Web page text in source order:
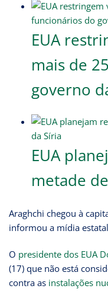
EUA
mais de
governo
EUA
metade
Araghchi chegou à
informou a mídia
O presidente dos EUA
(17) que não está
contra as instalações